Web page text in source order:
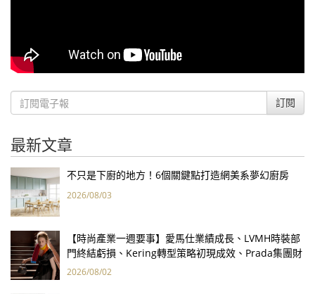
訂閱
最新文章
不只是下廚的地方！6個關鍵點打造網美系夢幻廚房
2026/08/03
【時尚產業一週要事】愛馬仕業績成長、LVMH時裝部
門終結虧損、Kering轉型策略初現成效、Prada集團財
報亮眼
2026/08/02